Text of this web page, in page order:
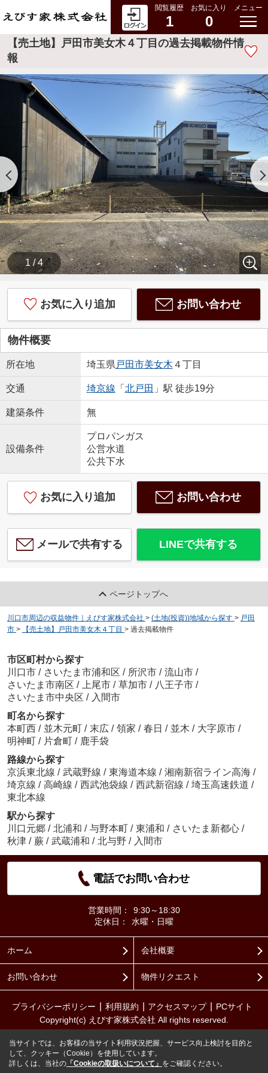
閲覧履歴
1
お気に入り
0
メニュー
【売土地】戸田市美女木４丁目の過去掲載物件情
報
1 / 4
お気に入り追加 お問い合わせ
物件概要
所在地 埼玉県 戸田市美女木 ４丁目
交通 埼京線 「 北戸田 」駅 徒歩19分
建築条件 無
設備条件
プロパンガス
公営水道
公共下水
お気に入り追加 お問い合わせ
メールで共有する LINEで共有する
ページトップへ
川口市周辺の収益物件｜えびす家株式会社 > (土地(投資))地域から探す > 戸田
市 > 【売土地】戸田市美女木４丁目 > 過去掲載物件
市区町村から探す
川口市 / さいたま市浦和区 / 所沢市 / 流山市 /
さいたま市南区 / 上尾市 / 草加市 / 八王子市 /
さいたま市中央区 / 入間市
町名から探す
本町西 / 並木元町 / 末広 / 領家 / 春日 / 並木 / 大字原市 /
明神町 / 片倉町 / 鹿手袋
路線から探す
京浜東北線 / 武蔵野線 / 東海道本線 / 湘南新宿ライン高海 /
埼京線 / 高崎線 / 西武池袋線 / 西武新宿線 / 埼玉高速鉄道 /
東北本線
駅から探す
川口元郷 / 北浦和 / 与野本町 / 東浦和 / さいたま新都心 /
秋津 / 蕨 / 武蔵浦和 / 北与野 / 入間市
電話でお問い合わせ
営業時間：
9:30～18:30
定休日：
水曜・日曜
ホーム 会社概要
お問い合わせ 物件リクエスト
プライバシーポリシー 利用規約 アクセスマップ
PCサイト
Copyright(c) えびす家株式会社 All rights reserved.
当サイトでは、お客様の当サイト利用状況把握、サービス向上検討を目的と
して、クッキー（Cookie）を使用しています。
詳しくは、当社の 「Cookieの取扱いについて」 をご確認ください。